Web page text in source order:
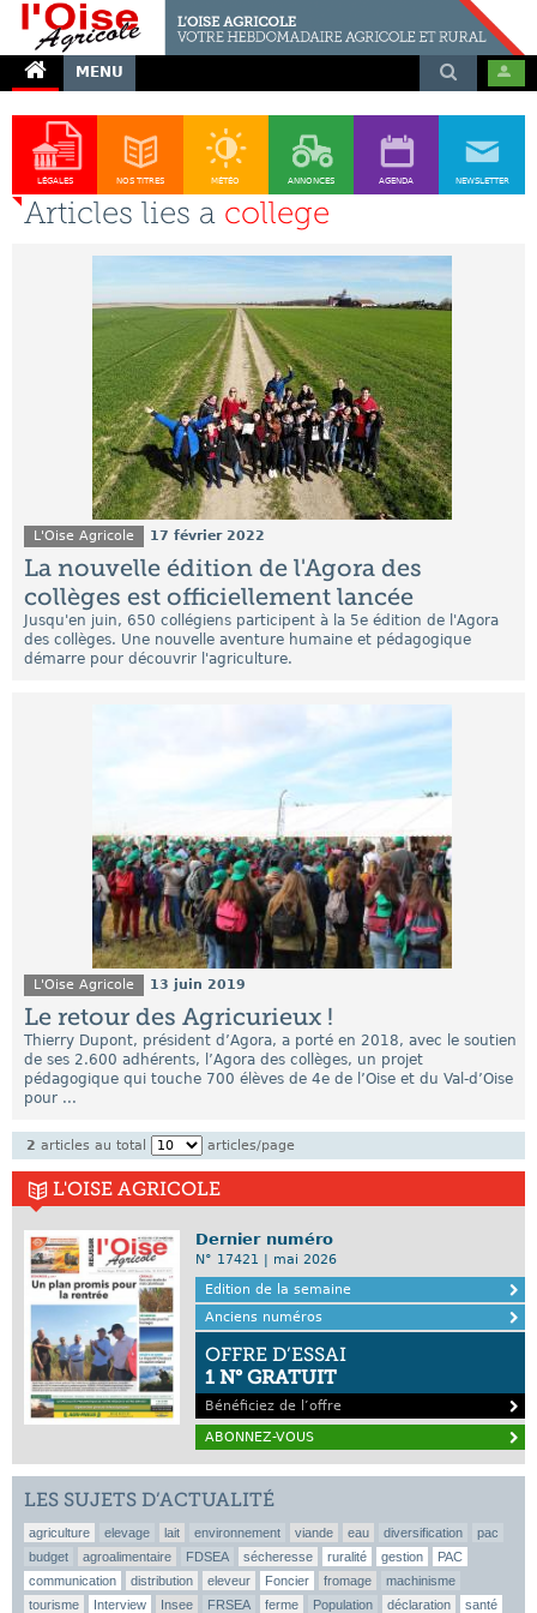
MENU
LÉGALES NOS TITRES MÉTÉO ANNONCES AGENDA NEWSLETTER
Articles lies a college
L'Oise Agricole 17 février 2022
La nouvelle édition de l'Agora des
collèges est officiellement lancée
Jusqu'en juin, 650 collégiens participent à la 5e édition de l'Agora
des collèges. Une nouvelle aventure humaine et pédagogique
démarre pour découvrir l'agriculture.
L'Oise Agricole 13 juin 2019
Le retour des Agricurieux !
Thierry Dupont, président d’Agora, a porté en 2018, avec le soutien
de ses 2.600 adhérents, l’Agora des collèges, un projet
pédagogique qui touche 700 élèves de 4e de l’Oise et du Val-d’Oise
pour ...
2 articles au total articles/page
L'OISE AGRICOLE
Dernier numéro
N° 17421 | mai 2026
Edition de la semaine
Anciens numéros
OFFRE D’ESSAI
1 N° GRATUIT
Bénéficiez de l’offre
ABONNEZ-VOUS
LES SUJETS D’ACTUALITÉ
agriculture elevage lait environnement viande eau diversification
pac
budget
agroalimentaire FDSEA sécheresse ruralité gestion
PAC
communication
distribution eleveur Foncier fromage
machinisme
tourisme
Interview Insee FRSEA ferme Population déclaration santé